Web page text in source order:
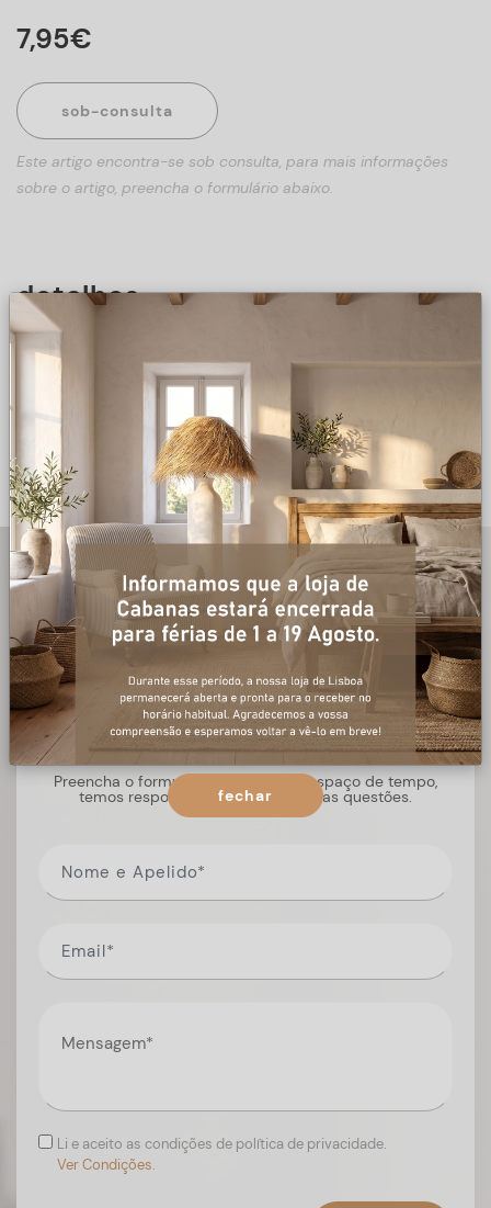
7,95€
sob-consulta
Este artigo encontra-se sob consulta, para mais informações
sobre o artigo, preencha o formulário abaixo.
detalhes
DESCRIÇÃO
+ informações
Preencha o formulário, e num curto espaço de tempo,
temos respostas para todas as suas questões.
Li e aceito as condições de política de privacidade.
Ver Condições.
fechar